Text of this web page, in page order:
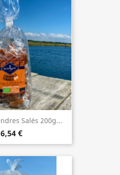
Salés 200g...
6,54 €